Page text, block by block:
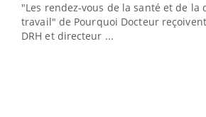
"Les rendez-vous de la santé et de la
travail" de Pourquoi Docteur
DRH et directeur ...